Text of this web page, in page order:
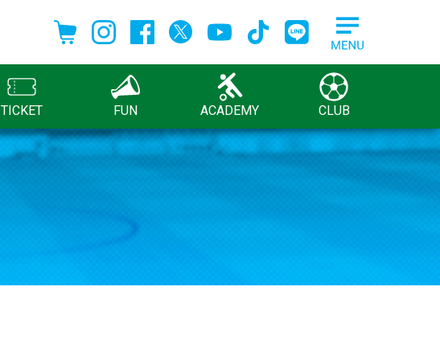
TICKET FUN ACADEMY CLUB